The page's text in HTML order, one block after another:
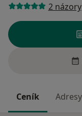
2 názory
Ceník Adresy